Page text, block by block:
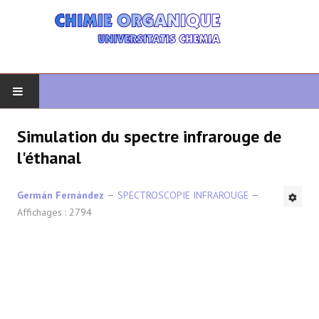
CHIMIE ORGANIQUE
ORGANIQUE AVANCÉ
Simulation du spectre infrarouge de
l'éthanal
Germán Fernández
SPECTROSCOPIE INFRAROUGE
Affichages : 2794